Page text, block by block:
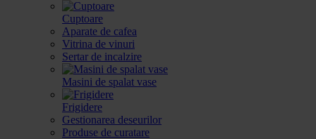
Cuptoare
Aparate de cafea
Vitrina de vinuri
Sertar de incalzire
Masini de spalat vase
Frigidere
Gestionarea deseurilor
Produse de curatare